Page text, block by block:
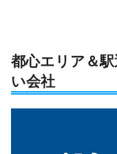
都心エリア＆
い会社